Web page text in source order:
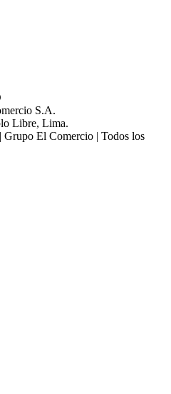
S.A.
Libre, Lima.
El Comercio | Todos los